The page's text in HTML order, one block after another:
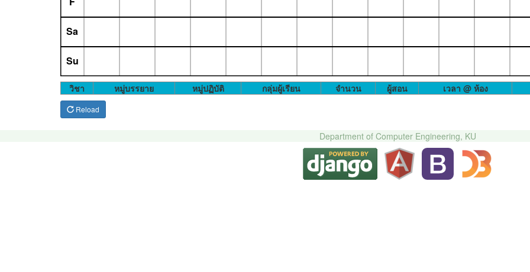
Sa
Su
วิชา หมู่บรรยาย หมู่ปฏิบัติ กลุ่มผู้เรียน จำนวน ผู้สอน เวลา @ ห้อง
Reload
Department of Computer Engineering, KU